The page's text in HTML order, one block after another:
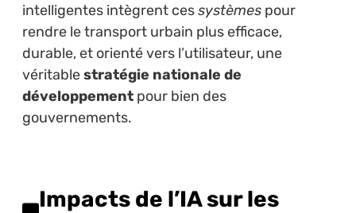
intelligentes intègrent cessystèmespour
rendre le transport urbain plus efficace,
durable, et orienté vers l’utilisateur, une
véritablestratégie nationale de
développementpour bien des
gouvernements.
Impacts de l’IA sur les